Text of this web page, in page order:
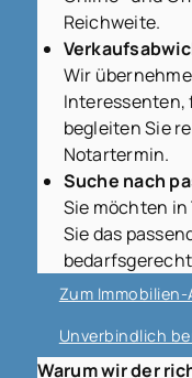
Reichweite.
Wir
Interessenten,
begleiten Sie
Notartermin.
Suche nach
Sie möchten
Sie das
Zum
Unverbindlich
Warum wir der